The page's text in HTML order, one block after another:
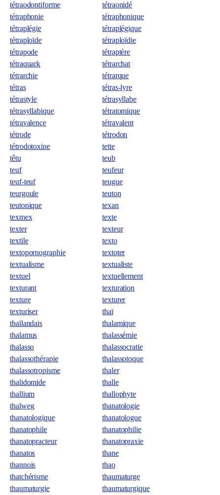
tétraodontiforme
tétraonidé
tétraphonie
tétraphonique
tétraplégie
tétraplégique
tétraploïde
tétraploïdie
tétrapode
tétraptère
tétraquark
tétrarchat
tétrarchie
tétrarque
tétras
tétras-lyre
tétrastyle
tétrasyllabe
tétrasyllabique
tétratomique
tétravalence
tétravalent
tétrode
tétrodon
tétrodotoxine
tette
têtu
teub
teuf
teufeur
teuf-teuf
teugue
teurgoule
teuton
teutonique
texan
texmex
texte
texter
texteur
textile
texto
textopornographie
textoter
textualisme
textualiste
textuel
textuellement
texturant
texturation
texture
texturer
texturiser
thaï
thaïlandais
thalamique
thalamus
thalassémie
thalasso
thalassocratie
thalassothérapie
thalassotoque
thalassotropisme
thaler
thalidomide
thalle
thallium
thallophyte
thalweg
thanatologie
thanatologique
thanatologue
thanatophile
thanatophilie
thanatopracteur
thanatopraxie
thanatos
thane
thannois
thao
thatchérisme
thaumaturge
thaumaturgie
thaumaturgique